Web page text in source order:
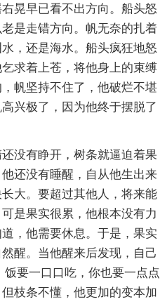
晃早已看不出方向。船头怒
是走错方向。帆无奈的扎着
，还是海水。船头疯狂地怒
求着上苍，将他身上的束缚
帆坚持不住了，他破烂不堪
兴极了，因为他终于摆脱了
没有睁开，树条就逼迫着果
还没有睡醒，自从他生出来
大。要超过其他人，将来能
是果实很累，他根本没有力
，他需要休息。于是，果实
醒。当他醒来后发现，自己
要一口口吃，你也要一点点
枝条不懂，他更加的变本加